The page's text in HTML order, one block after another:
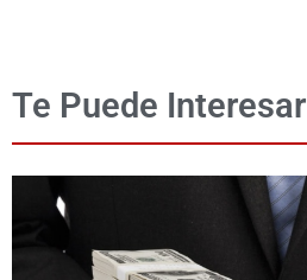
Te Puede Interesar